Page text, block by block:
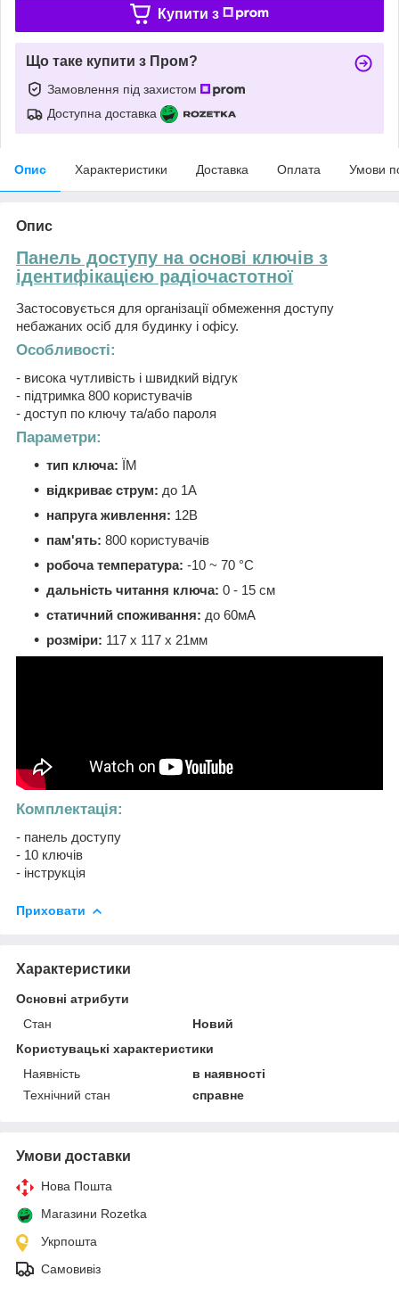
Купити з
Що таке купити з Пром?
Замовлення під захистом
Доступна доставка
Опис Характеристики Доставка Оплата Умови
Опис
Панель доступу на основі ключів з
ідентифікацією радіочастотної
Застосовується для організації обмеження доступу
небажаних осіб для будинку і офісу.
Особливості:
- висока чутливість і швидкий відгук
- підтримка 800 користувачів
- доступ по ключу та/або пароля
Параметри:
тип ключа: ЇМ
відкриває струм: до 1А
напруга живлення: 12В
пам'ять: 800 користувачів
робоча температура: -10 ~ 70 °C
дальність читання ключа: 0 - 15 см
статичний споживання: до 60мА
розміри: 117 х 117 х 21мм
Комплектація:
- панель доступу
- 10 ключів
- інструкція
Приховати
Характеристики
Основні атрибути
Стан
Новий
Користувацькі характеристики
Наявність
в наявності
Технічний стан
справне
Умови доставки
Нова Пошта
Магазини Rozetka
Укрпошта
Самовивіз